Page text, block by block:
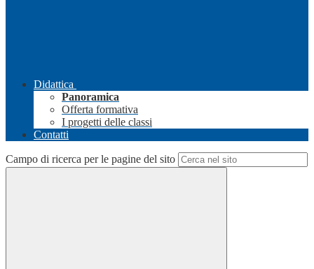
Didattica
Panoramica
Offerta formativa
I progetti delle classi
Contatti
Campo di ricerca per le pagine del sito